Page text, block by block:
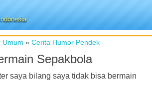
Umum » Cerita Humor Pendek
Sepakbola
saya bilang saya tidak bisa bermain